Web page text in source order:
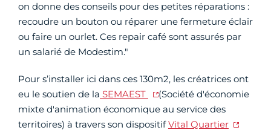
on donne des conseils pour des petites réparations :
recoudre un bouton ou réparer une fermeture éclair
ou faire un ourlet. Ces repair café sont assurés par
un salarié de Modestim."
Pour s’installer ici dans ces 130m2, les créatrices ont
eu le soutien de la SEMAEST
(Société d'économie
mixte d'animation économique au service des
territoires) à travers son dispositifVital Quartier